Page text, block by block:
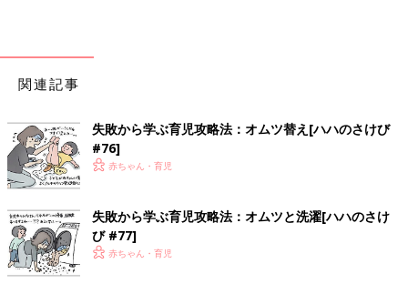
な父親目線の育児漫画。 共働きの妻をサポートすべく日々奮闘
中!
インスタグラムはこちら:@omutsu_oh
オムツ王のラインスタンプが発売されました！！ →[オムツ王ラ
関連記事
失敗から学ぶ育児攻略法：オムツ替え[ハハのさけび
#76]
赤ちゃん・育児
失敗から学ぶ育児攻略法：オムツと洗濯[ハハのさけ
び #77]
赤ちゃん・育児